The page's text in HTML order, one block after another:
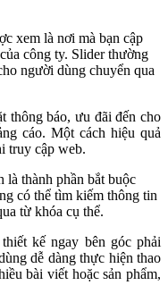
xem là nơi mà bạn cập
công ty. Slider thường
người dùng chuyển qua
thông báo, ưu đãi đến cho
cáo. Một cách hiệu quả
truy cập web.
là thành phần bắt buộc
có thể tìm kiếm thông tin
từ khóa cụ thể.
kế ngay bên góc phải
dễ dàng thực hiện thao
bài viết hoặc sản phẩm,